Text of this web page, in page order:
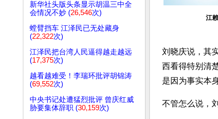
新华社头版头条显示胡温三中全
会情况不妙 (26,546次)
螳臂挡车 江泽民已无处藏身
(22,322次)
江泽民把台湾人民逼得越走越远
(17,375次)
越看越难受！李瑞环批评胡锦涛
(69,552次)
中央书记处遭猛烈批评 曾庆红威
胁要集体辞职 (30,159次)
江赖
刘晓庆说，其
西看得特别清
是因为事实本
不管怎么说，